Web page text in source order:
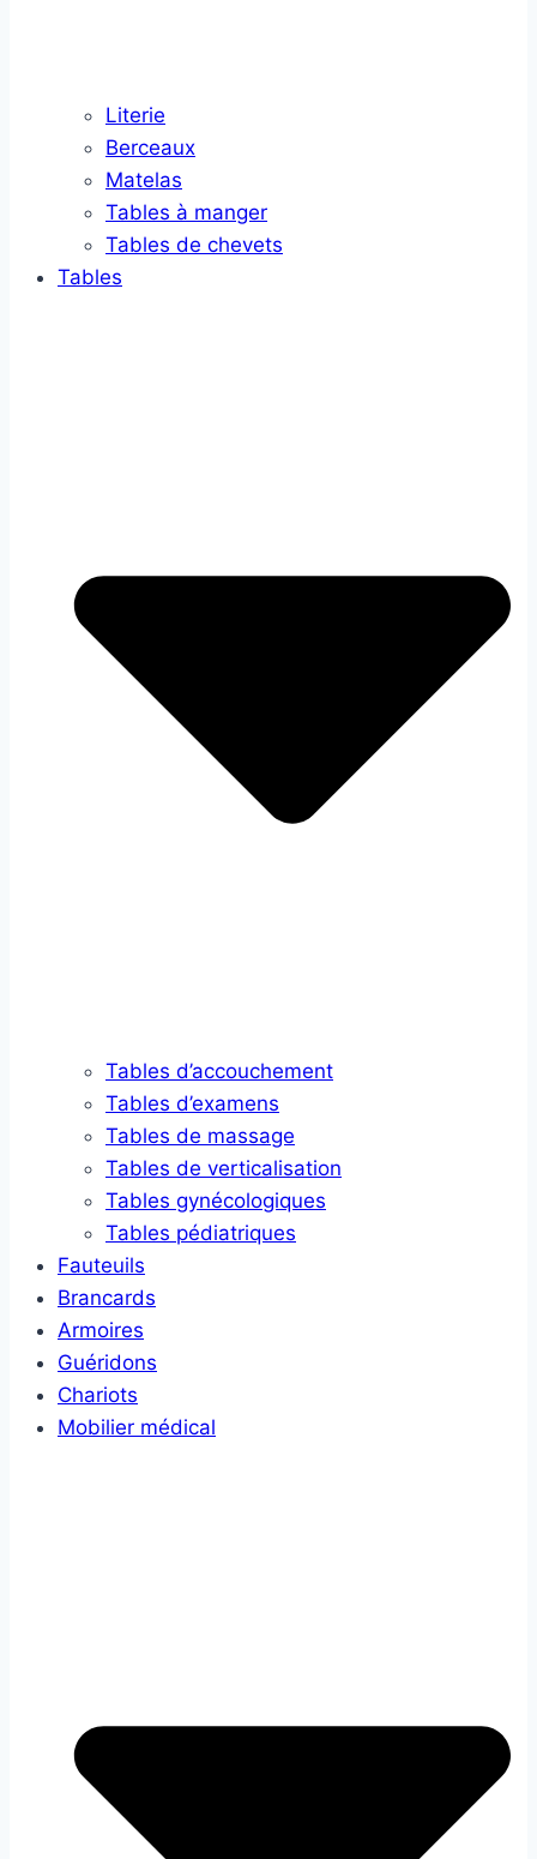
Literie
Berceaux
Matelas
Tables à manger
Tables de chevets
Tables
Tables d’accouchement
Tables d’examens
Tables de massage
Tables de verticalisation
Tables gynécologiques
Tables pédiatriques
Fauteuils
Brancards
Armoires
Guéridons
Chariots
Mobilier médical